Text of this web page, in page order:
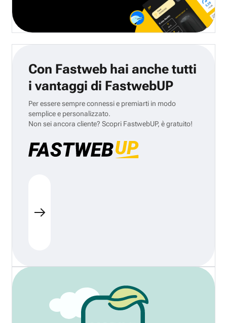
Con Fastweb hai anche tutti
i vantaggi di FastwebUP
Per essere sempre connessi e premiarti in modo
semplice e personalizzato.
Non sei ancora cliente? Scopri FastwebUP, è gratuito!